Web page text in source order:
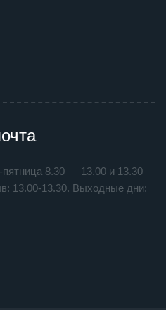
8.30 — 13.00 и 13.30
13.00-13.30. Выходные дни: